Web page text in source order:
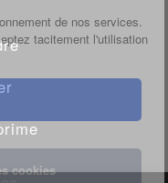
de nos services.
tacitement l'utilisation
cookies